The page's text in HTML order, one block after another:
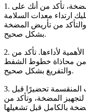
1. السلامة أولاً: قبل البدء في استخدام المضخة، تأكد من أنك على
ارتداء معدات السلامة
والتأكد من تأريض المضخة
بشكل صحيح.
2. التثبيت: التثبيت الصحيح للمضخة أمر بالغ الأهمية لأداءها. تأكد من
محاذاة خطوط الشفط
والتفريغ بشكل صحيح.
3. التحضير: تتطلب بعض المضخات المنقسمة تحضيرًا قبل
لتجهيز المضخة، وتأكد من